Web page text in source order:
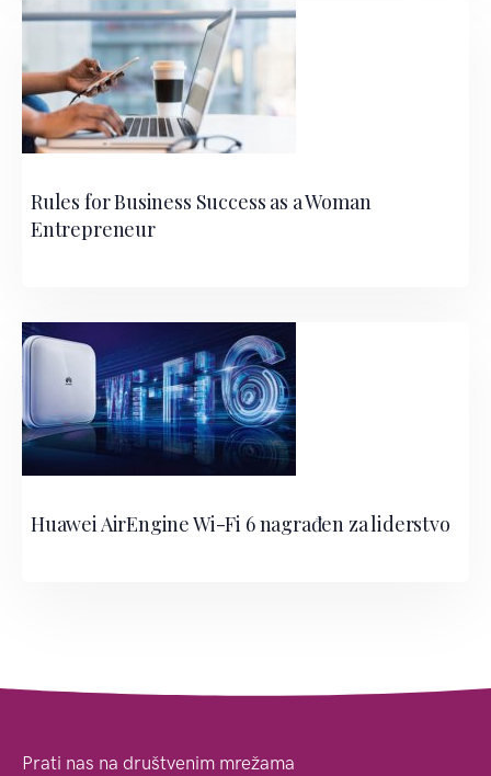
Rules for Business Success as a Woman
Entrepreneur
Huawei AirEngine Wi-Fi 6 nagrađen za liderstvo
Prati nas na društvenim mrežama